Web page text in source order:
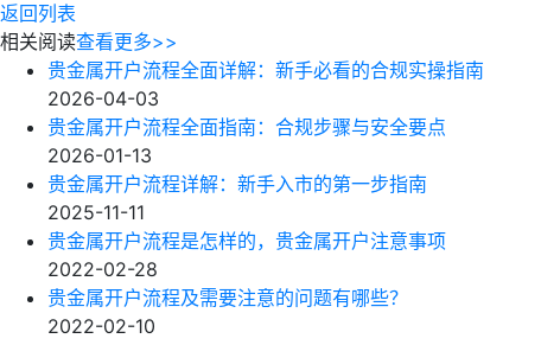
返回列表
相关阅读查看更多>>
贵金属开户流程全面详解：新手必看的合规实操指南
2026-04-03
贵金属开户流程全面指南：合规步骤与安全要点
2026-01-13
贵金属开户流程详解：新手入市的第一步指南
2025-11-11
贵金属开户流程是怎样的，贵金属开户注意事项
2022-02-28
贵金属开户流程及需要注意的问题有哪些？
2022-02-10